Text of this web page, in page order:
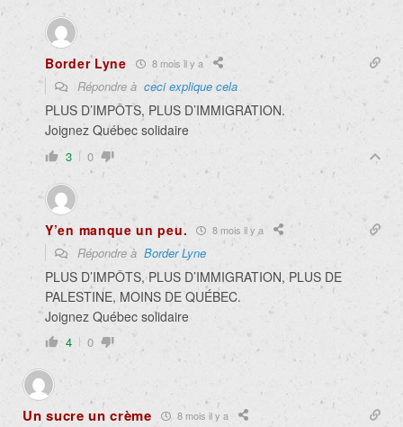
Border Lyne 8 mois il y a
Répondre à ceci explique cela
PLUS D’IMPÔTS, PLUS D’IMMIGRATION.
Joignez Québec solidaire
3 0
Y’en manque un peu. 8 mois il y a
Répondre à Border Lyne
PLUS D’IMPÔTS, PLUS D’IMMIGRATION, PLUS DE
PALESTINE, MOINS DE QUÉBEC.
Joignez Québec solidaire
4 0
Un sucre un crème 8 mois il y a